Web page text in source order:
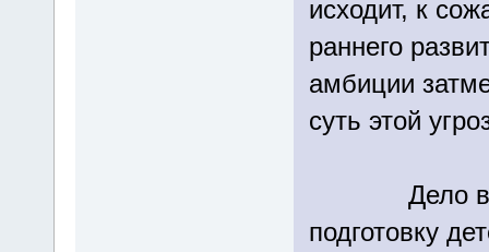
исходит, к
раннего
амбиции
суть этой
Дело в
подготовку